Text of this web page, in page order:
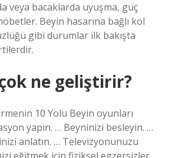
veya bacaklarda uyuşma, güç
Beyin hasarına bağlı kol
gibi durumlar ilk bakışta
ne geliştirir?
10 Yolu Beyin oyunları
yapın. … Beyninizi besleyin. …
anlatın. … Televizyonunuzu